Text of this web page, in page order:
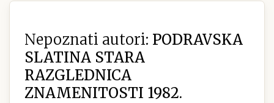
Nepoznati autori: PODRAVSKA
SLATINA STARA
RAZGLEDNICA
ZNAMENITOSTI 1982.